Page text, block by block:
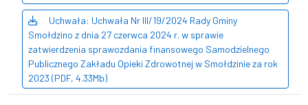
Uchwała: Uchwała Nr III/19/2024 Rady Gminy
Smołdzino z dnia 27 czerwca 2024 r. w sprawie
zatwierdzenia sprawozdania finansowego Samodzielnego
Publicznego Zakładu Opieki Zdrowotnej w Smołdzinie za rok
2023 (PDF, 4.33Mb)